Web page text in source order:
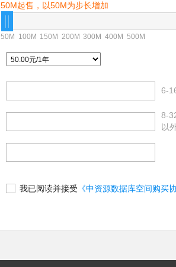
50M 100M 150M 200M 300M 400M 500M
50M起售，以50M为步长增加
6-
8-
以
我已阅读并接受 《中资源数据库空间购买